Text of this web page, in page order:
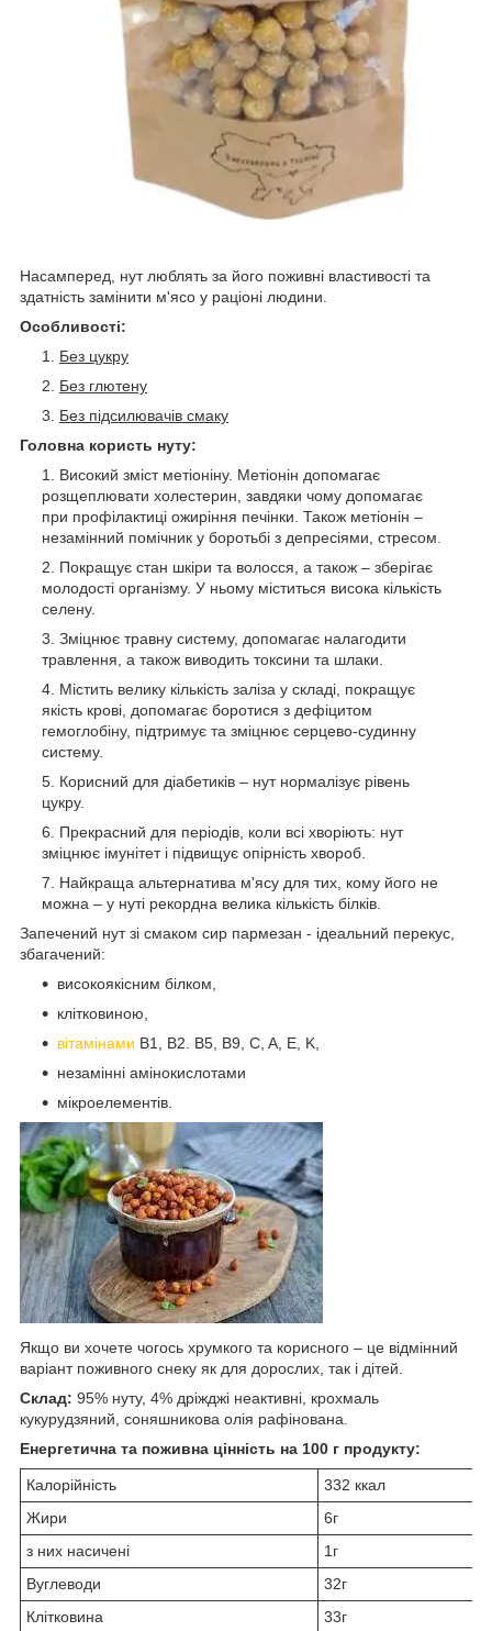
Насамперед, нут люблять за його поживні властивості та
здатність замінити м'ясо у раціоні людини.
Особливості:
Без цукру
Без глютену
Без підсилювачів смаку
Головна користь нуту:
Високий зміст метіоніну. Метіонін допомагає
розщеплювати холестерин, завдяки чому допомагає
при профілактиці ожиріння печінки. Також метіонін –
незамінний помічник у боротьбі з депресіями, стресом.
Покращує стан шкіри та волосся, а також – зберігає
молодості організму. У ньому міститься висока кількість
селену.
Зміцнює травну систему, допомагає налагодити
травлення, а також виводить токсини та шлаки.
Містить велику кількість заліза у складі, покращує
якість крові, допомагає боротися з дефіцитом
гемоглобіну, підтримує та зміцнює серцево-судинну
систему.
Корисний для діабетиків – нут нормалізує рівень
цукру.
Прекрасний для періодів, коли всі хворіють: нут
зміцнює імунітет і підвищує опірність хвороб.
Найкраща альтернатива м'ясу для тих, кому його не
можна – у нуті рекордна велика кількість білків.
Запечений нут зі смаком сир пармезан - ідеальний перекус,
збагачений:
високоякісним білком,
клітковиною,
вітамінами B1, B2. B5, B9, C, A, E, K,
незамінні амінокислотами
мікроелементів.
Якщо ви хочете чогось хрумкого та корисного – це відмінний
варіант поживного снеку як для дорослих, так і дітей.
Склад: 95% нуту, 4% дріжджі неактивні, крохмаль
кукурудзяний, соняшникова олія рафінована.
Енергетична та поживна цінність на 100 г продукту:
Калорійність
332 ккал
Жири
6г
з них насичені
1г
Вуглеводи
32г
Клітковина
33г